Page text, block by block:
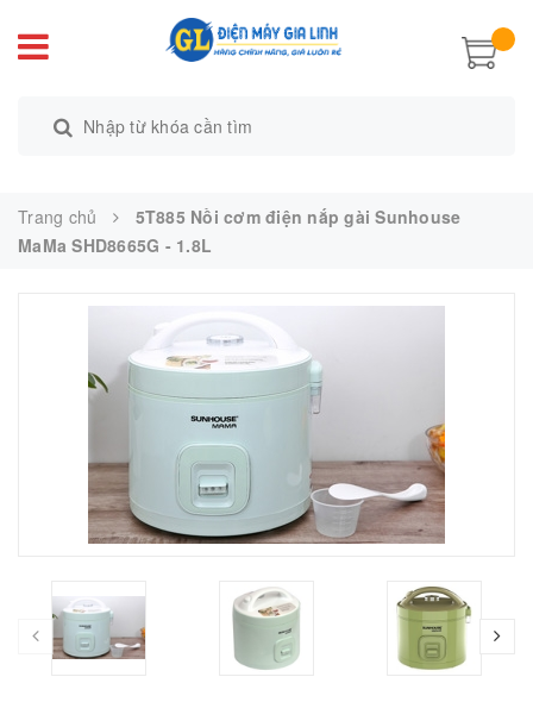
Trang chủ
5T885 Nồi cơm điện nắp gài Sunhouse
MaMa SHD8665G - 1.8L